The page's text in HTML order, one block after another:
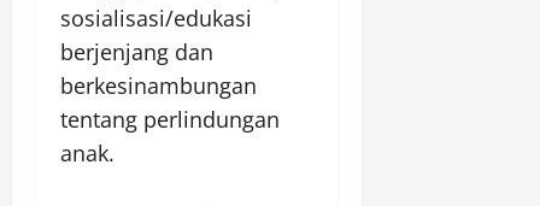
sosialisasi/edukasi
berjenjang dan
berkesinambungan
tentang perlindungan
anak.